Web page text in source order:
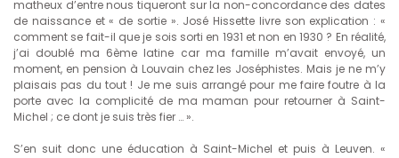
matheux d’entre nous tiqueront sur la non-concordance des dates
de naissance et « de sortie ». José Hissette livre son explication : «
comment se fait-il que je sois sorti en 1931 et non en 1930 ? En réalité,
j’ai doublé ma 6ème latine car ma famille m’avait envoyé, un
moment, en pension à Louvain chez les Joséphistes. Mais je ne m’y
plaisais pas du tout ! Je me suis arrangé pour me faire foutre à la
porte avec la complicité de ma maman pour retourner à Saint-
Michel ; ce dont je suis très fier … ».
S’en suit donc une éducation à Saint-Michel et puis à Leuven. «